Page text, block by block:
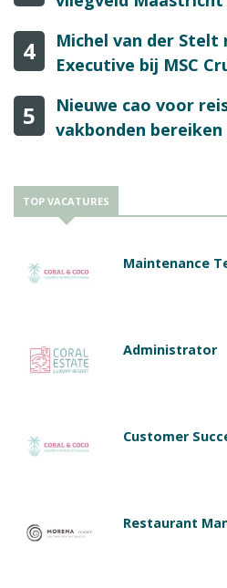
4
Michel van der Stelt
Executive bij MSC
5
Nieuwe cao voor
vakbonden
TOP VACATURES
Maintenance
Administrator
Customer
Restaurant